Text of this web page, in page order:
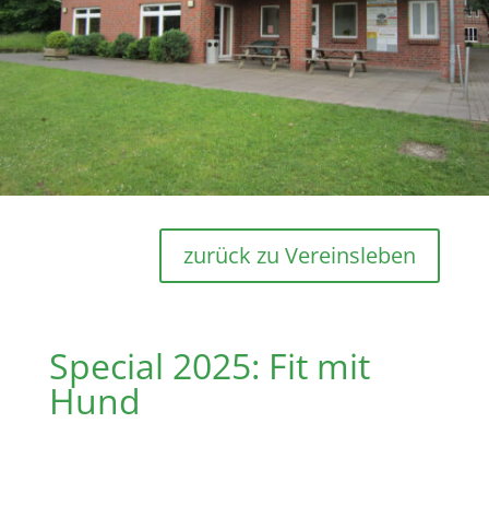
zurück zu Vereinsleben
Special 2025: Fit mit
Hund